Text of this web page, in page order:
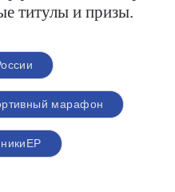
титулы и призы.
марафон